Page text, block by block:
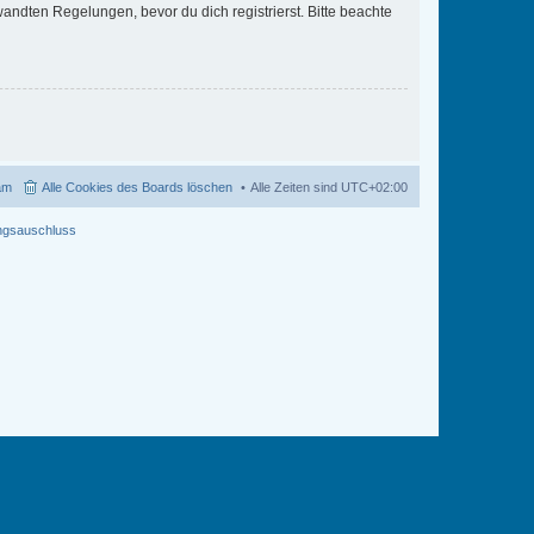
Regelungen, bevor du dich registrierst. Bitte beachte
Alle Zeiten sind UTC+02:00
Alle Cookies des Boards löschen